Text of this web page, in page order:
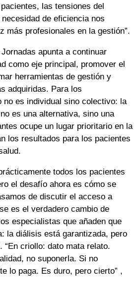
las tensiones del
de eficiencia nos
más profesionales en la gestión”.
apunta a continuar
como eje principal, promover el
herramientas de gestión y
adquiridas. Para los
no es individual sino colectivo: la
es una alternativa, sino una
ocupe un lugar prioritario en la
los resultados para los pacientes
todos los pacientes
el desafío ahora es cómo se
de discutir el acceso a
es el verdadero cambio de
especialistas que añaden que
la diálisis está garantizada, pero
“En criollo: dato mata relato.
no suponerla. Si no
lo paga. Es duro, pero cierto” ,